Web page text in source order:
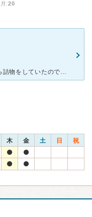
:20
[症状・来院理由] 治療済みの歯で、上から詰物をしていたのですが、わきの方の歯が欠けて、その隙間から食べ物が挟まるようになり、日に日に痛みが出てきたので、昔からずっと行っている近江歯科へ行きました。
木 金 土 日 祝